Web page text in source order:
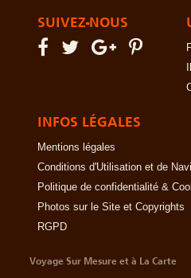
SUIVEZ-NOUS
INFOS LÉGALES
Mentions légales
Conditions d'Utilisation et de
Politique de confidentialité &
Photos sur le Site et Copyrights
RGPD
Voyage Sur Mesure et à La Carte